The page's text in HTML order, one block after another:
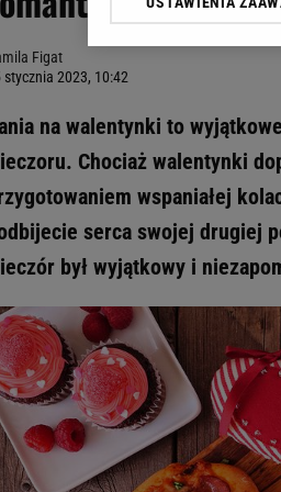
Figat
stycznia 2023, 10:42
na walentynki to
Chociaż walentynki
wspaniałej
serca swojej drugiej
był wyjątkowy i
Klikając „Akceptuję”
odnośnik „Ustawienia
My, nasi Zaufani
Użycie dokładnych
Przechowywanie
badnie odbiorców i